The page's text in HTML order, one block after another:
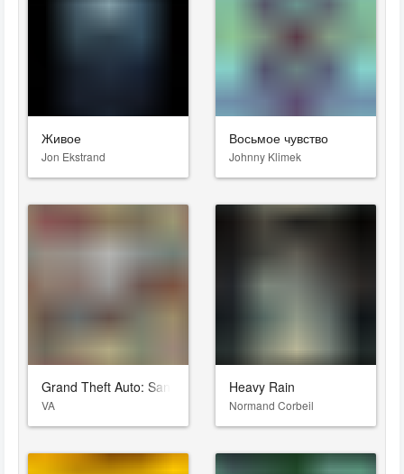
Живое
Jon Ekstrand
Восьмое чувство
Johnny Klimek
Grand Theft Auto: San Andreas
VA
Heavy Rain
Normand Corbeil